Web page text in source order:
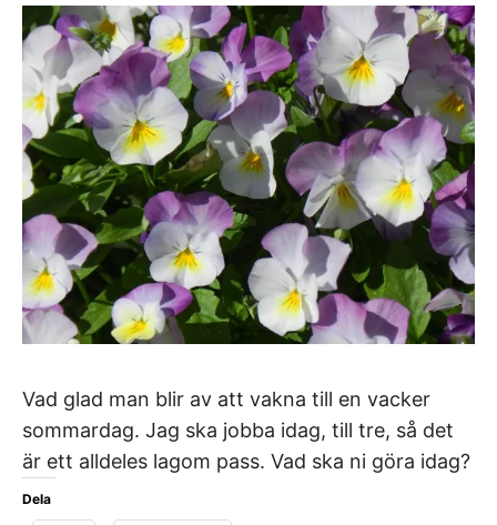
Vad glad man blir av att vakna till en vacker
sommardag. Jag ska jobba idag, till tre, så det
är ett alldeles lagom pass. Vad ska ni göra idag?
Dela